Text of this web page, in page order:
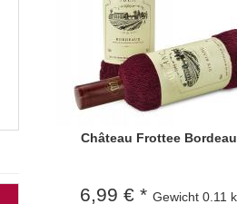
Château Frottee
6,99 € * Gewicht 0.11